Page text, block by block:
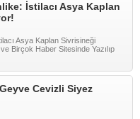
İstilacı Asya Kaplan
Asya Kaplan Sivrisineği
Birçok Haber Sitesinde Yazılıp
Geyve Cevizli Siyez